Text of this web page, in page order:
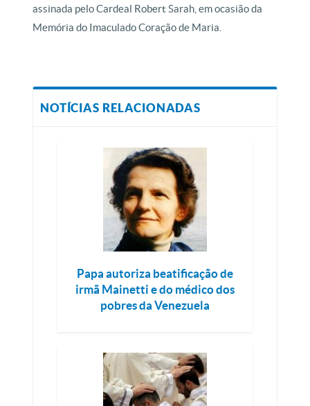
assinada pelo Cardeal Robert Sarah, em ocasião da
Memória do Imaculado Coração de Maria.
NOTÍCIAS RELACIONADAS
Papa autoriza beatificação de
irmã Mainetti e do médico dos
pobres da Venezuela